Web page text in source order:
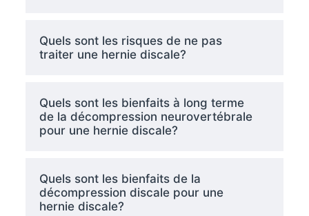
Quels sont les risques de ne pas
traiter une hernie discale?
Quels sont les bienfaits à long terme
de la décompression neurovertébrale
pour une hernie discale?
Quels sont les bienfaits de la
décompression discale pour une
hernie discale?